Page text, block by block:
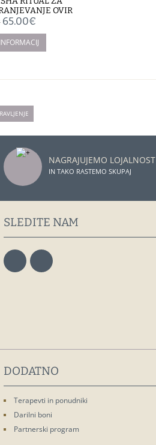
OVIR
65.00€
NAGRAJUJEMO LOJALNOST
IN TAKO RASTEMO SKUPAJ
SLEDITE NAM
DODATNO
Terapevti in ponudniki
Darilni boni
Partnerski program